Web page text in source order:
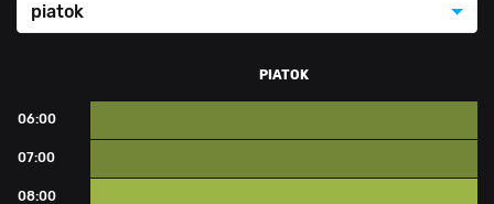
piatok
PIATOK
06:00
07:00
08:00